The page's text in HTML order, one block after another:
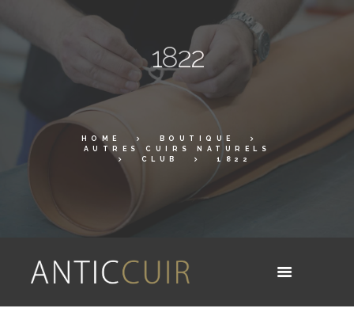
1822
HOME
BOUTIQUE
AUTRES CUIRS NATURELS
CLUB
1822